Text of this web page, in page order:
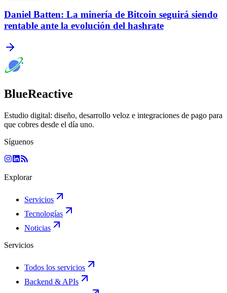
Daniel Batten: La minería de Bitcoin seguirá siendo
rentable ante la evolución del hashrate
BlueReactive
Estudio digital: diseño, desarrollo veloz e integraciones de pago para
que cobres desde el día uno.
Síguenos
Explorar
Servicios
Tecnologías
Noticias
Servicios
Todos los servicios
Backend & APIs